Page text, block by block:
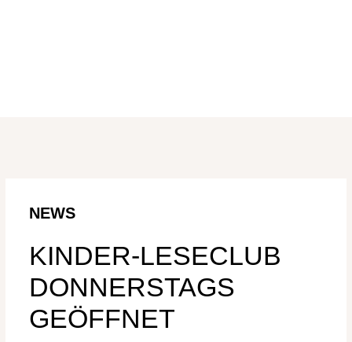
NEWS
KINDER-LESECLUB
DONNERSTAGS
GEÖFFNET